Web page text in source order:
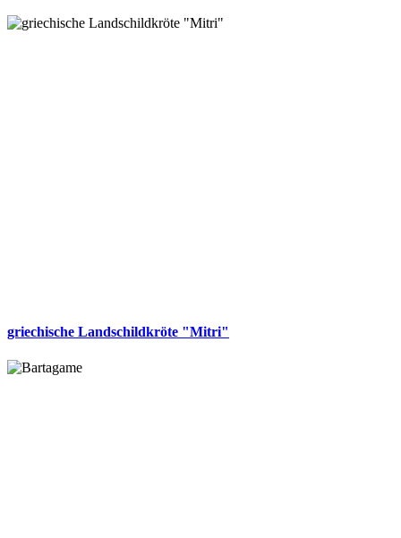
griechische Landschildkröte "Mitri"